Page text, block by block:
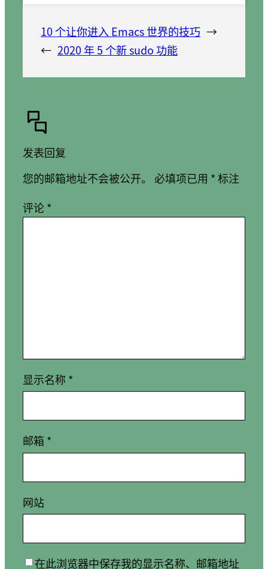
10 个让你进入 Emacs 世界的技巧 →
← 2020 年 5 个新 sudo 功能
发表回复
您的邮箱地址不会被公开。
必填项已用 *标注
评论*
显示名称 *
邮箱 *
网站
在此浏览器中保存我的显示名称、邮箱地址